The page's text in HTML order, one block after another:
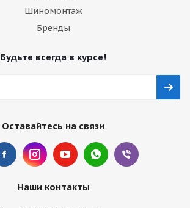
Шиномонтаж
Бренды
Будьте всегда в курсе!
Оставайтесь на связи
Наши контакты